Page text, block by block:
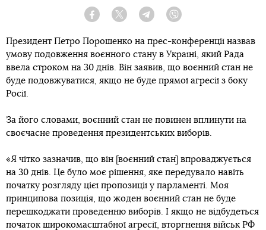
Facebook Twitter Telegram
Президент Петро Порошенко на прес-конференції назвав
умову подовження воєнного стану в Україні, який Рада
ввела строком на 30 днів. Він заявив, що воєнний стан не
буде подовжуватися, якщо не буде прямої агресії з боку
Росії.
За його словами, воєнний стан не повинен вплинути на
своєчасне проведення президентських виборів.
«Я чітко зазначив, що він [воєнний стан] впроваджується
на 30 днів. Це було моє рішення, яке передувало навіть
початку розгляду цієї пропозиції у парламенті. Моя
принципова позиція, що жоден воєнний стан не буде
перешкоджати проведенню виборів. І якщо не відбудеться
початок широкомасштабної агресії, вторгнення військ РФ